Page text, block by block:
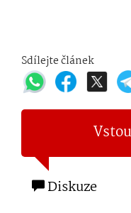
Sdílejte článek
Diskuze